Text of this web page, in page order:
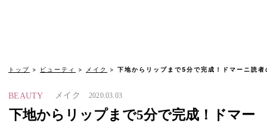
トップ ビューティ メイク 下地からリップまで5分で完成！ドマーニ読
BEAUTY メイク 2020.03.03
下地からリップまで5分で完成！ドマー